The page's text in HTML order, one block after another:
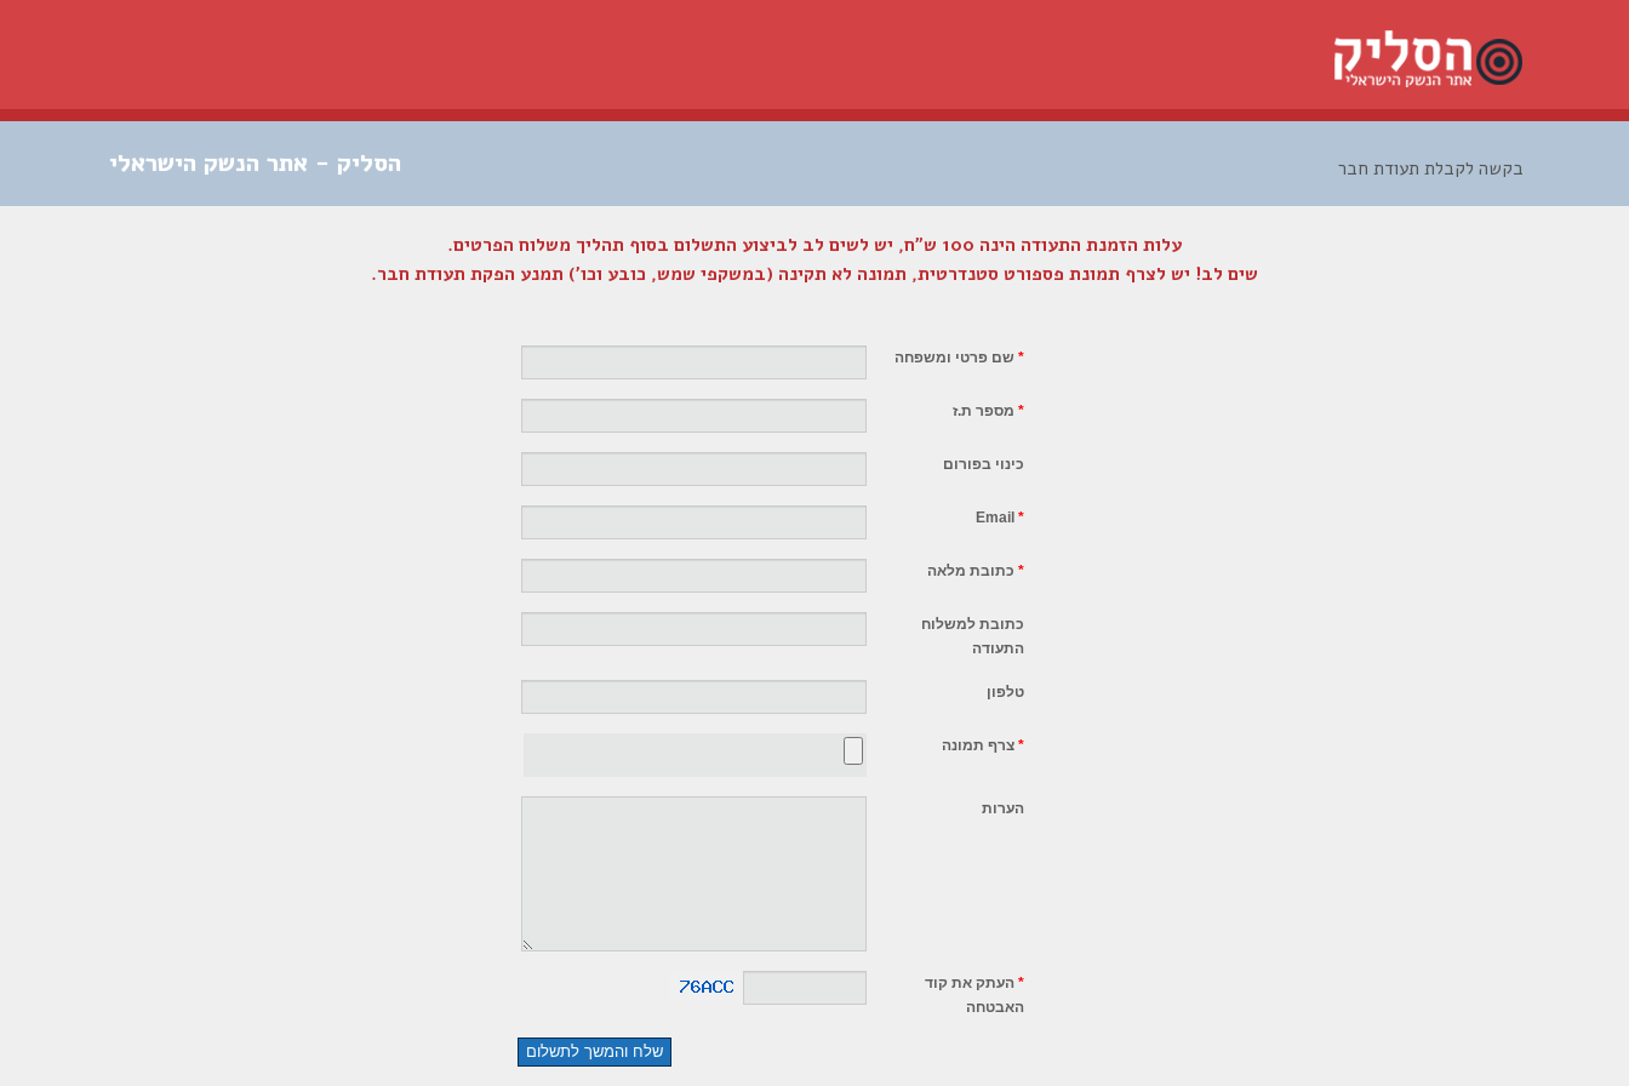
הסליק - אתר הנשק הישראלי בקשה לקבלת תעודת חבר
עלות הזמנת התעודה הינה 100 ש"ח, יש לשים לב לביצוע התשלום בסוף תהליך משלוח הפרטים.
שים לב! יש לצרף תמונת פספורט סטנדרטית, תמונה לא תקינה (במשקפי שמש, כובע וכו') תמנע הפקת תעודת חבר.
* שם פרטי ומשפחה
* מספר ת.ז
כינוי בפורום
*
* כתובת מלאה
כתובת למשלוח
התעודה
טלפון
* צרף תמונה
הערות
* העתק את קוד
האבטחה